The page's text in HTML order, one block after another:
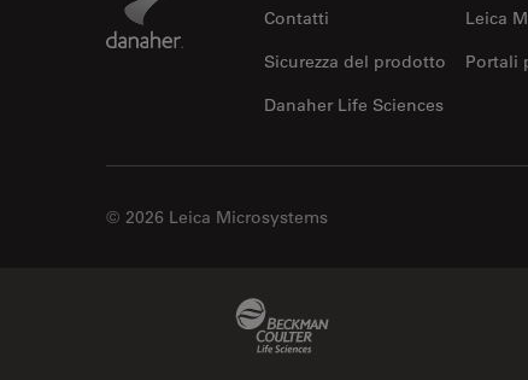
Contatti
Leica
Sicurezza del prodotto
Portali
Danaher Life Sciences
© 2026 Leica Microsystems